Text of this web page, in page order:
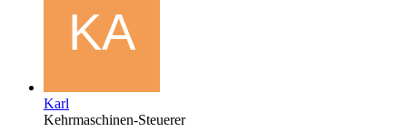
Karl
Kehrmaschinen-Steuerer